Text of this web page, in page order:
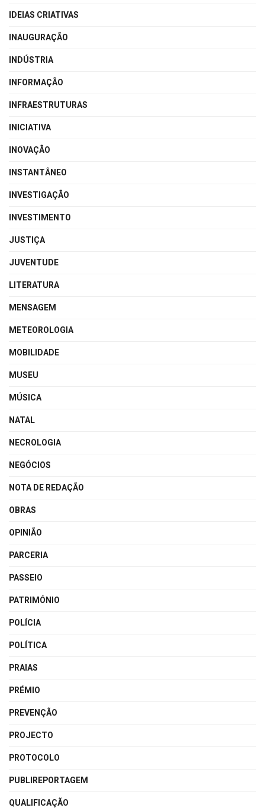
IDEIAS CRIATIVAS
INAUGURAÇÃO
INDÚSTRIA
INFORMAÇÃO
INFRAESTRUTURAS
INICIATIVA
INOVAÇÃO
INSTANTÂNEO
INVESTIGAÇÃO
INVESTIMENTO
JUSTIÇA
JUVENTUDE
LITERATURA
MENSAGEM
METEOROLOGIA
MOBILIDADE
MUSEU
MÚSICA
NATAL
NECROLOGIA
NEGÓCIOS
NOTA DE REDAÇÃO
OBRAS
OPINIÃO
PARCERIA
PASSEIO
PATRIMÓNIO
POLÍCIA
POLÍTICA
PRAIAS
PRÉMIO
PREVENÇÃO
PROJECTO
PROTOCOLO
PUBLIREPORTAGEM
QUALIFICAÇÃO